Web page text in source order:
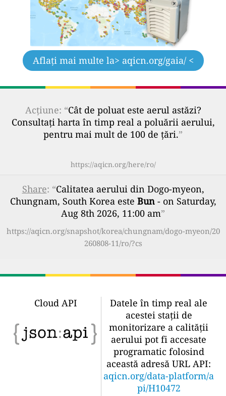
Aflați mai multe la> aqicn.org/gaia/ <
Acțiune: “Cât de poluat este aerul astăzi?
Consultați harta în timp real a poluării aerului,
pentru mai mult de 100 de țări.”
https://aqicn.org/here/ro/
Share: “Calitatea aerului din Dogo-myeon,
Chungnam, South Korea este Bun- on Saturday,
Aug 8th 2026, 11:00 am”
https://aqicn.org/snapshot/korea/chungnam/dogo-myeon/20
260808-11/ro/?cs
Cloud API
Datele în timp real ale
acestei stații de
monitorizare a calității
aerului pot fi accesate
programatic folosind
această adresă URL API:
aqicn.org/data-platform/a
pi/H10472